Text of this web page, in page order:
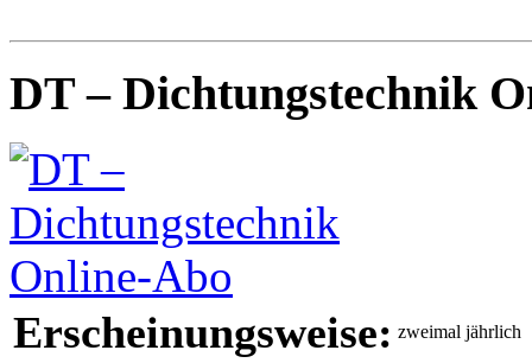
DT – Dichtungstechnik
Erscheinungsweise: zweimal jährlich